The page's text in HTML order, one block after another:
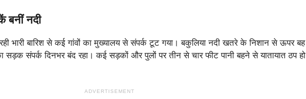
बनीं नदी
भारी बारिश से कई गांवों का मुख्यालय से संपर्क टूट गया। बकुलिया नदी खतरे के निशान से ऊपर बह
सड़क संपर्क दिनभर बंद रहा। कई सड़कों और पुलों पर तीन से चार फीट पानी बहने से यातायात ठप हो
ADVERTISEMENT